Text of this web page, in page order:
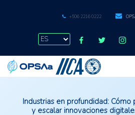
+506 2216 0222
Industrias en profundidad: Cómo
y escalar innovaciones